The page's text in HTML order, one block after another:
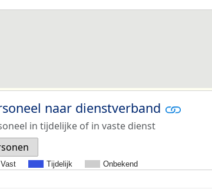
naar dienstverband
in tijdelijke of in vaste dienst
Vast Tijdelijk Onbekend